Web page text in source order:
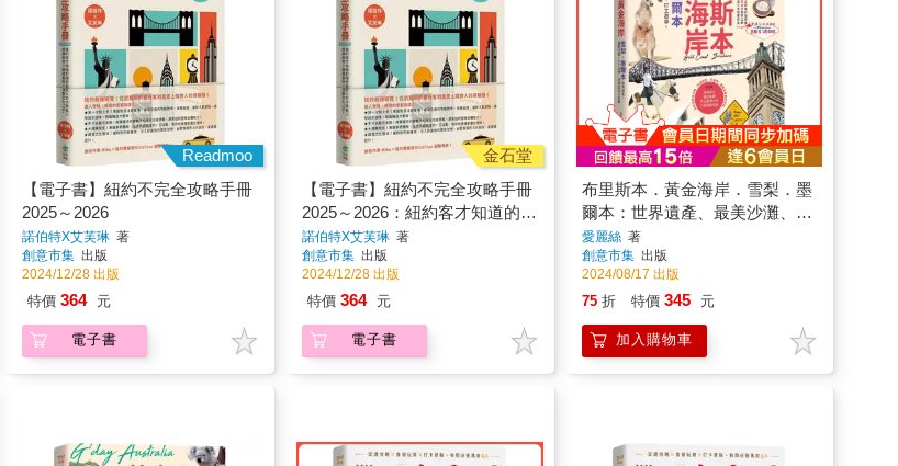
Readmoo
【電子書】紐約不完全攻略手冊
2025～2026
諾伯特X艾芙琳著
創意市集 出版
2024/12/28 出版
特價 364 元
電子書
金石堂
【電子書】紐約不完全攻略手冊
2025～2026：紐約客才知道的城
市秘密x打卡景點x經典美食x建
築藝術x深度文化120+
諾伯特X艾芙琳著
創意市集 出版
2024/12/28 出版
特價 364 元
電子書
布里斯本．黃金海岸．雪梨．墨
爾本：世界遺產、最美沙灘、打
工遊學，澳洲度假全攻略
愛麗絲著
創意市集 出版
2024/08/17 出版
75 折 特價 345 元
加入購物車